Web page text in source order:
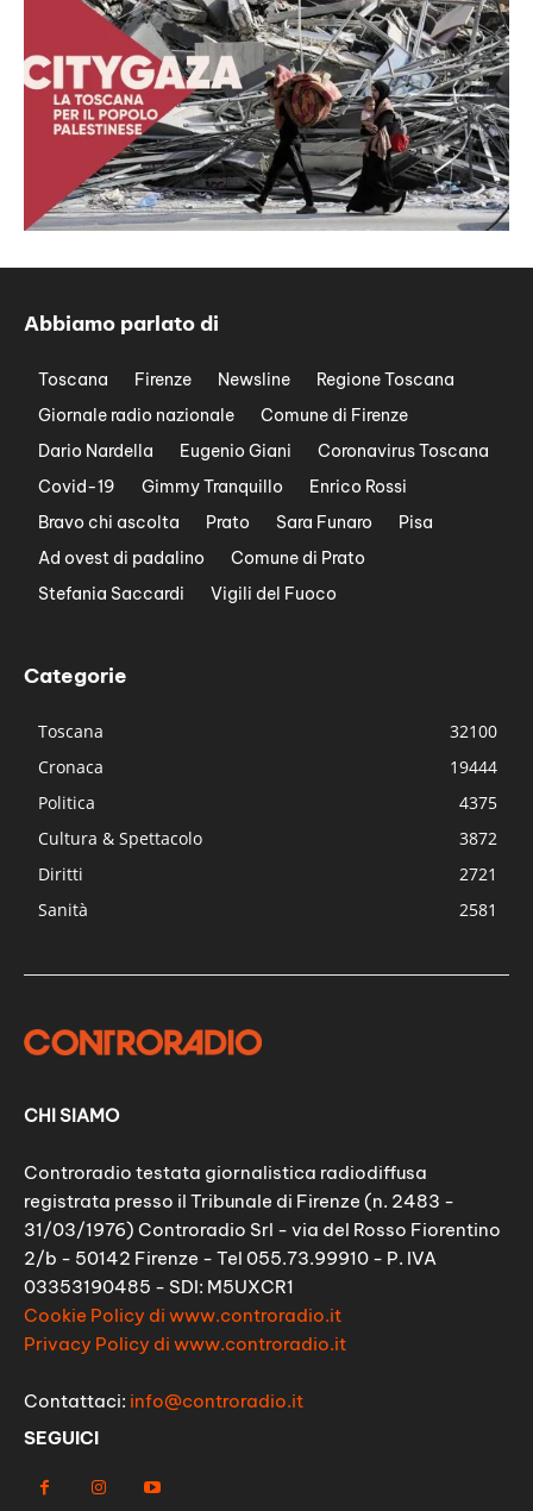
Abbiamo parlato di
Toscana Firenze Newsline
Regione Toscana
Giornale radio nazionale
Comune di Firenze
Dario Nardella
Eugenio Giani
Coronavirus Toscana
Covid-19
Gimmy Tranquillo
Enrico Rossi
Bravo chi ascolta
Prato Sara Funaro
Pisa
Ad ovest di padalino
Comune di Prato
Stefania Saccardi
Vigili del Fuoco
Categorie
Toscana
32100
Cronaca
19444
Politica
4375
Cultura & Spettacolo
3872
Diritti
2721
Sanità
2581
CHI SIAMO
Controradio testata giornalistica radiodiffusa
registrata presso il Tribunale di Firenze (n. 2483 -
31/03/1976) Controradio Srl - via del Rosso Fiorentino
2/b - 50142 Firenze - Tel 055.73.99910 - P. IVA
03353190485 - SDI: M5UXCR1
Cookie Policy di www.controradio.it
Privacy Policy di www.controradio.it
Contattaci: info@controradio.it
SEGUICI